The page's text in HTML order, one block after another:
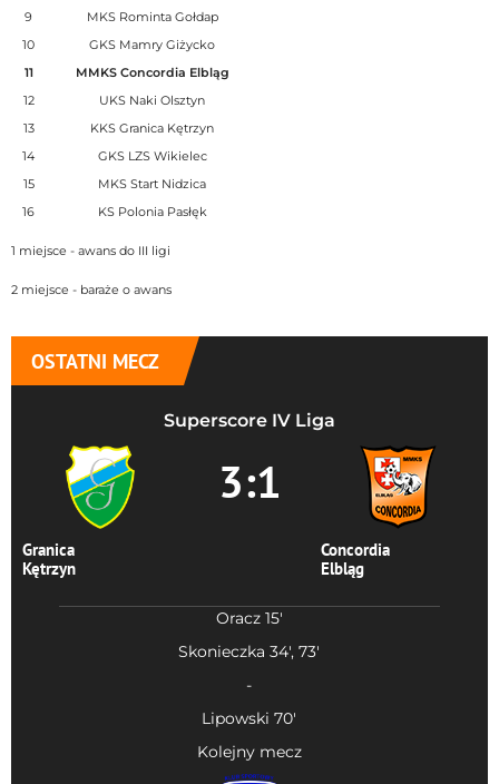
9
MKS Rominta Gołdap
10
GKS Mamry Giżycko
11
MMKS Concordia Elbląg
12
UKS Naki Olsztyn
13
KKS Granica Kętrzyn
14
GKS LZS Wikielec
15
MKS Start Nidzica
16
KS Polonia Pasłęk
1 miejsce - awans do III ligi
2 miejsce - baraże o awans
OSTATNI MECZ
Superscore IV Liga
Granica
Kętrzyn
3:1
Concordia
Elbląg
Oracz 15'
Skonieczka 34', 73'
-
Lipowski 70'
Kolejny mecz